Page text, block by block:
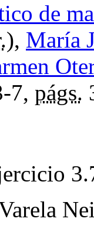
de
), María
7, págs.